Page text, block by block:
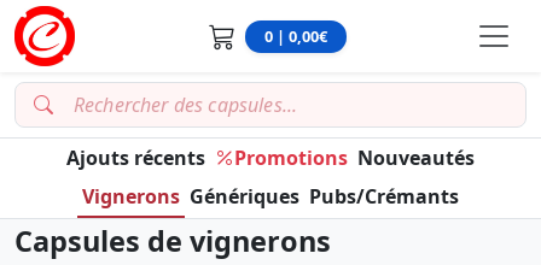
0 | 0,00€
Ajouts récents Promotions Nouveautés
Vignerons Génériques Pubs/Crémants
Capsules de vignerons